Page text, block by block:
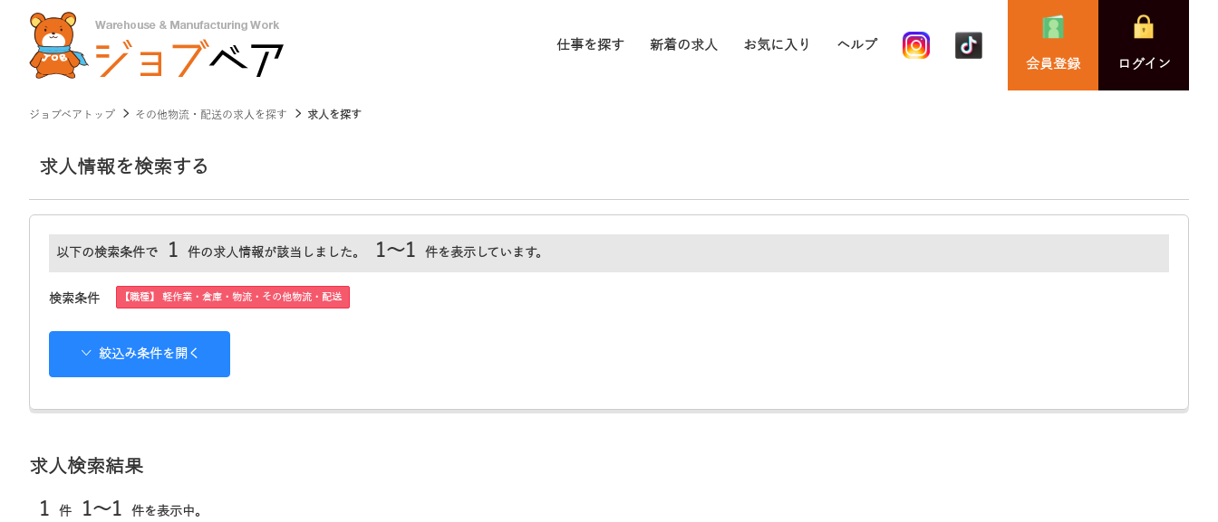
仕事を探す 新着の求人 お気に入り
ヘルプ
会員登録
ログイン
ジョブベアトップ その他物流・配送の求人を探す 求人を探す
求人情報を検索する
以下の検索条件で 1 件の求人情報が該当しました。 1～1 件を表示しています。
検索条件 【職種】 軽作業・倉庫・物流・その他物流・配送
絞込み条件を開く
求人検索結果
1 件 1～1 件を表示中。